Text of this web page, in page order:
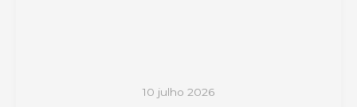
10 julho 2026